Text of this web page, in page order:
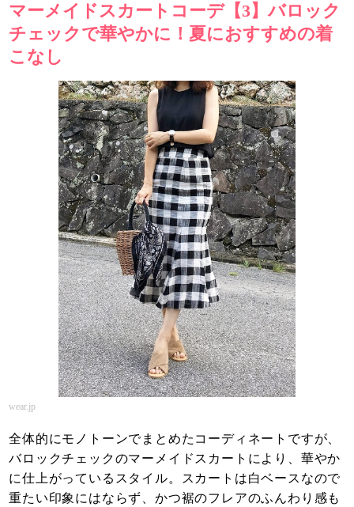
マーメイドスカートコーデ【3】バロック
チェックで華やかに！夏におすすめの着
こなし
wear.jp
全体的にモノトーンでまとめたコーディネートですが、
バロックチェックのマーメイドスカートにより、華やか
に仕上がっているスタイル。スカートは白ベースなので
重たい印象にはならず、かつ裾のフレアのふんわり感も